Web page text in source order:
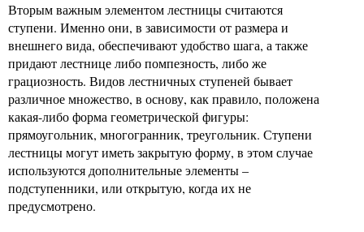
Вторым важным элементом лестницы считаются
ступени. Именно они, в зависимости от размера и
внешнего вида, обеспечивают удобство шага, а также
придают лестнице либо помпезность, либо же
грациозность. Видов лестничных ступеней бывает
различное множество, в основу, как правило, положена
какая-либо форма геометрической фигуры:
прямоугольник, многогранник, треугольник. Ступени
лестницы могут иметь закрытую форму, в этом случае
используются дополнительные элементы –
подступенники, или открытую, когда их не
предусмотрено.